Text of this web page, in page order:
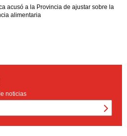
acusó a la Provincia de ajustar sobre la
alimentaria
noticias